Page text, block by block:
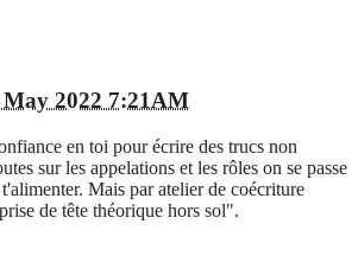
May 2022 7:21AM
en toi pour écrire des trucs non
sur les appelations et les rôles on se passe
Mais par atelier de coécriture
de tête théorique hors sol".